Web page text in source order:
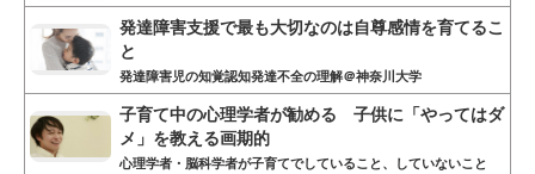
発達障害支援で最も大切なのは自尊感情を育てるこ
と
発達障害児の知覚認知発達不全の理解＠神奈川大学
子育て中の心理学者が勧める 子供に「やってはダ
メ」を教える画期的
心理学者・脳科学者が子育てでしていること、していないこと